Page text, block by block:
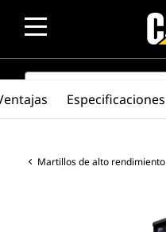
SEARCH
Martillos de alto rendimiento
Especificaciones